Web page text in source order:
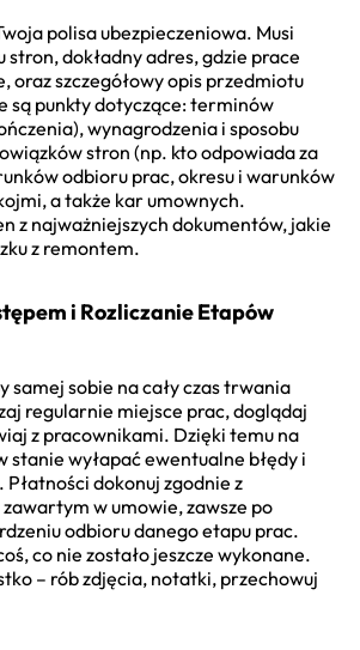
polisa ubezpieczeniowa. Musi
stron, dokładny adres, gdzie prace
oraz szczegółowy opis przedmiotu
są punkty dotyczące: terminów
wynagrodzenia i sposobu
stron (np. kto odpowiada za
odbioru prac, okresu i warunków
a także kar umownych.
z najważniejszych dokumentów, jakie
z remontem.
i Rozliczanie Etapów
samej sobie na cały czas trwania
regularnie miejsce prac, doglądaj
z pracownikami. Dzięki temu na
stanie wyłapać ewentualne błędy i
dokonuj zgodnie z
w umowie, zawsze po
odbioru danego etapu prac.
co nie zostało jeszcze wykonane.
– rób zdjęcia, notatki, przechowuj